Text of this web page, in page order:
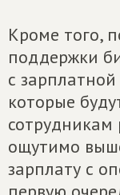
Кроме того,
поддержки
с
которые
сотрудникам
ощутимо
зарплату с